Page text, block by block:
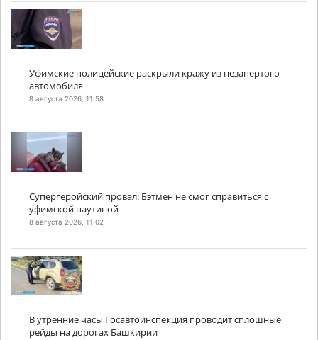
Уфимские полицейские раскрыли кражу из незапертого
автомобиля
8 августа 2026, 11:58
Супергеройский провал: Бэтмен не смог справиться с
уфимской паутиной
8 августа 2026, 11:02
В утренние часы Госавтоинспекция проводит сплошные
рейды на дорогах Башкирии